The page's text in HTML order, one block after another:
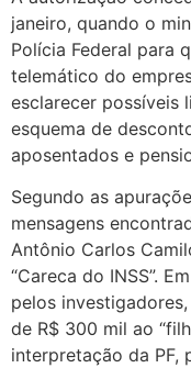
janeiro, quando o
Polícia Federal para
telemático do
esclarecer possíveis
esquema de
aposentados e
Segundo as
mensagens
Antônio Carlos
“Careca do INSS”.
pelos
de R$ 300 mil ao
interpretação da PF,